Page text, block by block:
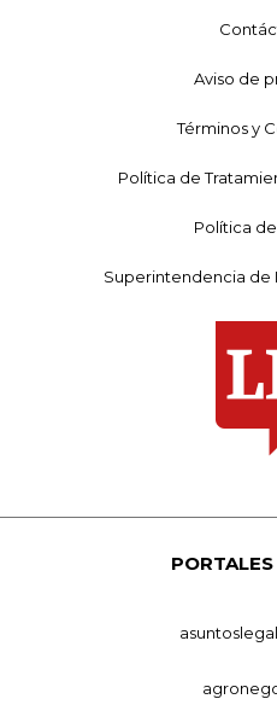
Aviso de
Términos y
Política de
Política
Superintendencia de